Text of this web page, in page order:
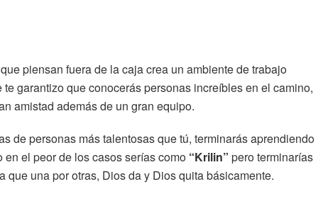
piensan fuera de la caja crea un ambiente de trabajo
garantizo que conocerás personas increíbles en el camino,
amistad además de un gran equipo.
de personas más talentosas que tú, terminarás aprendiendo
el peor de los casos serías como “Krilin” pero terminarías
que una por otras, Dios da y Dios quita básicamente.